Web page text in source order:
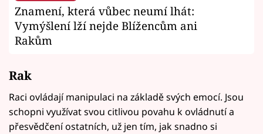
Znamení, která vůbec neumí lhát:
Vymýšlení lží nejde Blížencům ani
Rakům
Rak
Raci ovládají manipulaci na základě svých emocí. Jsou
schopni využívat svou citlivou povahu k ovládnutí a
přesvědčení ostatních, už jen tím, jak snadno si